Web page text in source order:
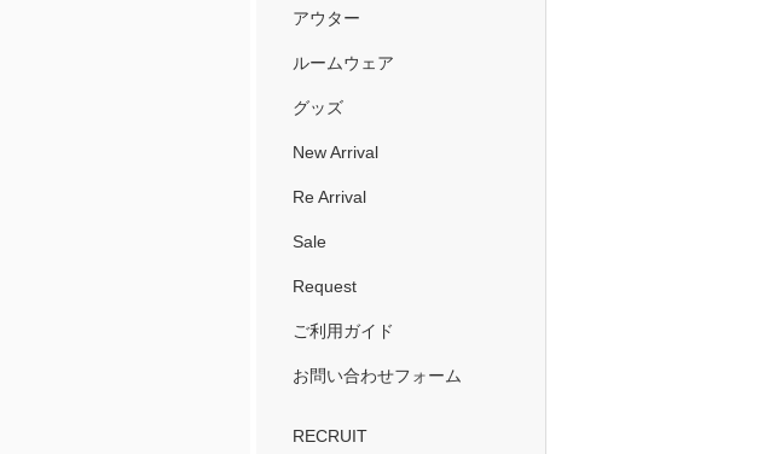
アウター
ルームウェア
グッズ
New Arrival
Re Arrival
Sale
Request
ご利用ガイド
お問い合わせフォーム
RECRUIT